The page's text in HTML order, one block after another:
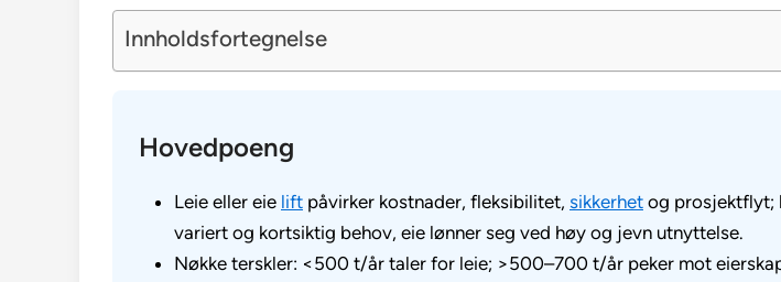
Innholdsfortegnelse
Hovedpoeng
Leie eller eie lift påvirker kostnader, fleksibilitet, sikkerhet og prosjektflyt;
variert og kortsiktig behov, eie lønner seg ved høy og jevn utnyttelse.
Nøkke terskler: <500 t/år taler for leie; >500–700 t/år peker mot